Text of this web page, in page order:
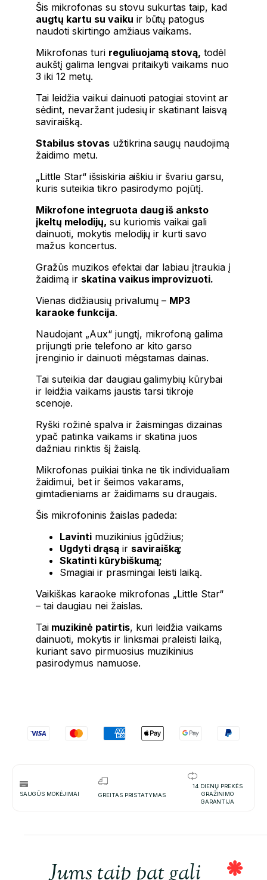
Šis mikrofonas su stovu sukurtas taip, kad
augtų kartu su vaiku ir būtų patogus
naudoti skirtingo amžiaus vaikams.
Mikrofonas turi reguliuojamą stovą, todėl
aukštį galima lengvai pritaikyti vaikams nuo
3 iki 12 metų.
Tai leidžia vaikui dainuoti patogiai stovint ar
sėdint, nevaržant judesių ir skatinant laisvą
saviraišką.
Stabilus stovasužtikrina saugų naudojimą
žaidimo metu.
„Little Star“ išsiskiria aiškiu ir švariu garsu,
kuris suteikia tikro pasirodymo pojūtį.
Mikrofone integruota daug iš anksto
įkeltų melodijų, su kuriomis vaikai gali
dainuoti, mokytis melodijų ir kurti savo
mažus koncertus.
Gražūs muzikos efektai dar labiau įtraukia į
žaidimą ir skatina vaikus improvizuoti.
Vienas didžiausių privalumų – MP3
karaoke funkcija.
Naudojant „Aux“ jungtį, mikrofoną galima
prijungti prie telefono ar kito garso
įrenginio ir dainuoti mėgstamas dainas.
Tai suteikia dar daugiau galimybių kūrybai
ir leidžia vaikams jaustis tarsi tikroje
scenoje.
Ryški rožinė spalva ir žaismingas dizainas
ypač patinka vaikams ir skatina juos
dažniau rinktis šį žaislą.
Mikrofonas puikiai tinka ne tik individualiam
žaidimui, bet ir šeimos vakarams,
gimtadieniams ar žaidimams su draugais.
Šis mikrofoninis žaislas padeda:
Lavintimuzikinius įgūdžius;
Ugdyti drąsąir saviraišką;
Skatinti kūrybiškumą;
Smagiai ir prasmingai leisti laiką.
Vaikiškas karaoke mikrofonas „Little Star“
– tai daugiau nei žaislas.
Taimuzikinė patirtis, kuri leidžia vaikams
dainuoti, mokytis ir linksmai praleisti laiką,
kuriant savo pirmuosius muzikinius
pasirodymus namuose.
SAUGŪS MOKĖJIMAI GREITAS PRISTATYMAS
14 DIENŲ PREKĖS
GRAŽINIMO
GARANTIJA